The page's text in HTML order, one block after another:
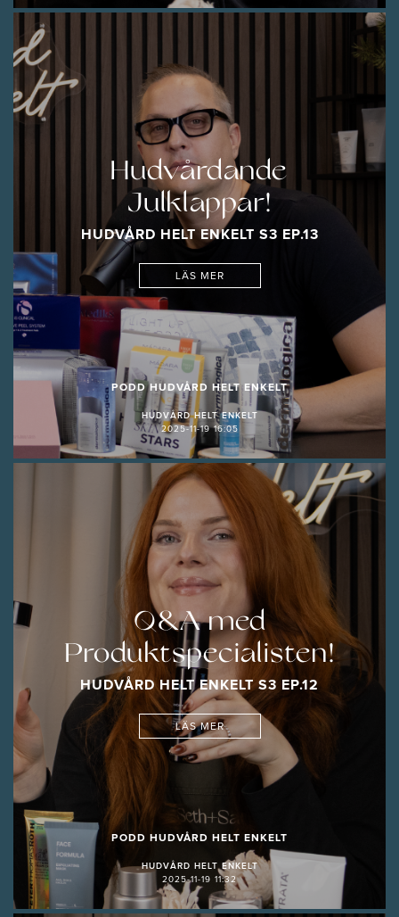
Hudvårdande
Julklappar!
HUDVÅRD HELT ENKELT S3 EP.13
LÄS MER
PODD HUDVÅRD HELT ENKELT
HUDVÅRD HELT ENKELT
2025-11-19 16:05
Q&A med
Produktspecialisten!
HUDVÅRD HELT ENKELT S3 EP.12
LÄS MER
PODD HUDVÅRD HELT ENKELT
HUDVÅRD HELT ENKELT
2025-11-19 11:32